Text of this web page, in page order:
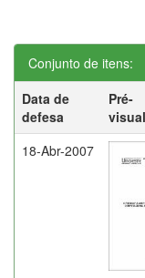
Conjunto de itens:
Data de
defesa
Pré-
18-Abr-2007